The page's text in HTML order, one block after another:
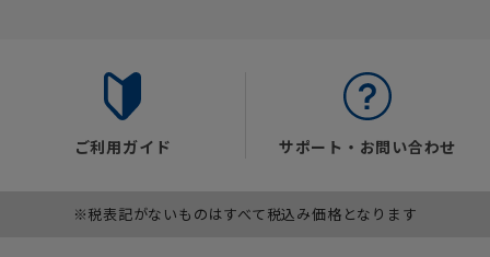
ご利用ガイド サポート・お問い合わせ
※税表記がないものはすべて税込み価格となります